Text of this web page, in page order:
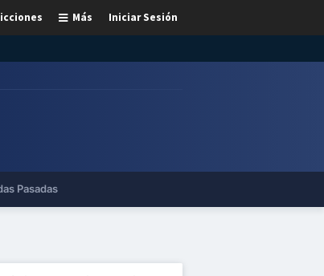
Iniciar Sesión
Más
Pasadas